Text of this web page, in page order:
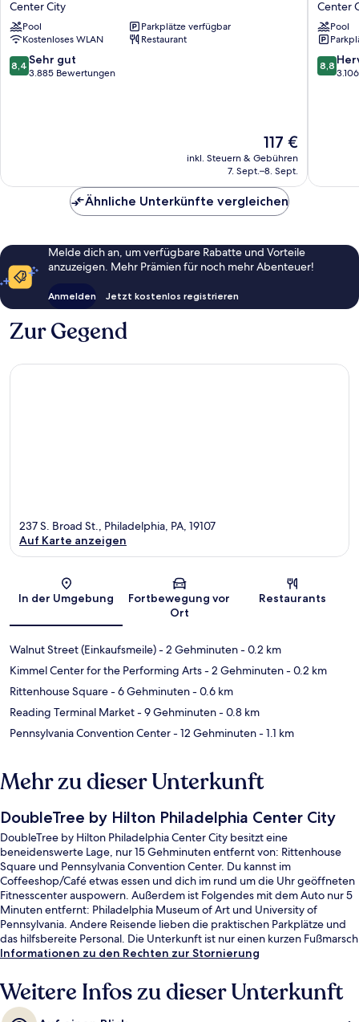
Historic
District
Center
City
Center City
Pool
Parkplätze verfügbar
Kostenloses WLAN
Restaurant
8.4
von
8,4 Sehr gut
3.885 Bewertungen
Der
Preis
beträgt
117 €
inkl. Steuern & Gebühren
7. Sept.–8. Sept.
Suites
Center
City
Center
Pool
8.8
von
8,8
Ähnliche Unterkünfte vergleichen
Melde dich an, um verfügbare Rabatte und Vorteile
anzuzeigen. Mehr Prämien für noch mehr Abenteuer!
Anmelden Jetzt kostenlos registrieren
Zur Gegend
Karte
237 S. Broad St., Philadelphia, PA, 19107
Auf Karte anzeigen
In der Umgebung
Fortbewegung vor
Ort
Restaurants
Walnut Street (Einkaufsmeile)- 2 Gehminuten- 0.2 km
Kimmel Center for the Performing Arts- 2 Gehminuten- 0.2 km
Rittenhouse Square- 6 Gehminuten- 0.6 km
Reading Terminal Market- 9 Gehminuten- 0.8 km
Pennsylvania Convention Center- 12 Gehminuten- 1.1 km
Mehr zu dieser Unterkunft
DoubleTree by Hilton Philadelphia Center City
DoubleTree by Hilton Philadelphia Center City besitzt eine
beneidenswerte Lage, nur 15 Gehminuten entfernt von: Rittenhouse
Square und Pennsylvania Convention Center. Du kannst im
Coffeeshop/Café etwas essen und dich im rund um die Uhr geöffneten
Fitnesscenter auspowern. Außerdem ist Folgendes mit dem Auto nur 5
Minuten entfernt: Philadelphia Museum of Art und University of
Pennsylvania. Andere Reisende lieben die praktischen Parkplätze und
das hilfsbereite Personal. Die Unterkunft ist nur einen kurzen Fußmarsch
von den öffentlichen Verkehrsmitteln entfernt: Bis zur U-Bahn sind es
13th & Locust).
Informationen zu den Rechten zur Stornierung
Weitere Infos zu dieser Unterkunft